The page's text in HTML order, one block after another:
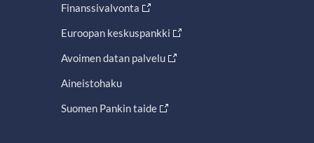
Finanssivalvonta
Euroopan keskuspankki
Avoimen datan palvelu
Aineistohaku
Suomen Pankin taide